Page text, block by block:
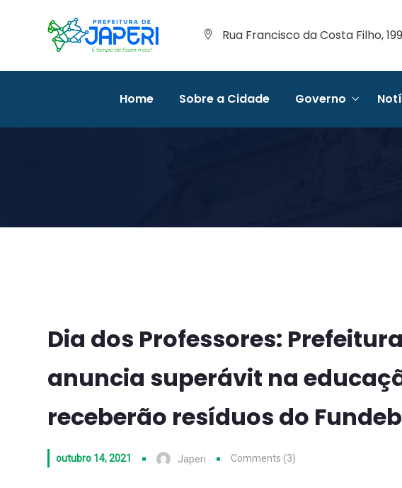
Rua Francisco da Costa Filho,
Home Sobre a Cidade Governo
Dia dos Professores:
anuncia superávit na
receberão resíduos do
outubro 14, 2021 Japeri Comments (3)